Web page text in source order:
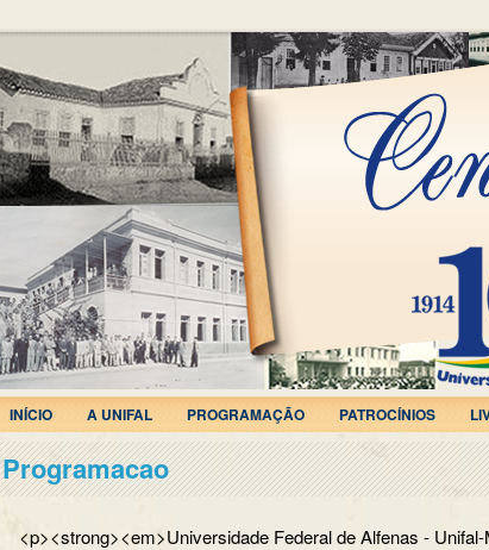
INÍCIO A UNIFAL PROGRAMAÇÃO PATROCÍNIOS
Programacao
<p><strong><em>Universidade Federal de Alfenas -